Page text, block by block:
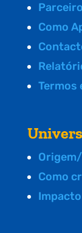
Como
Termos
Como
Impacto